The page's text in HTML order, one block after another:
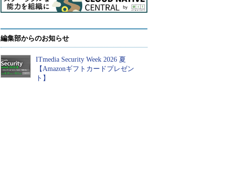
編集部からのお知らせ
ITmedia Security Week 2026 夏
【Amazonギフトカードプレゼン
ト】